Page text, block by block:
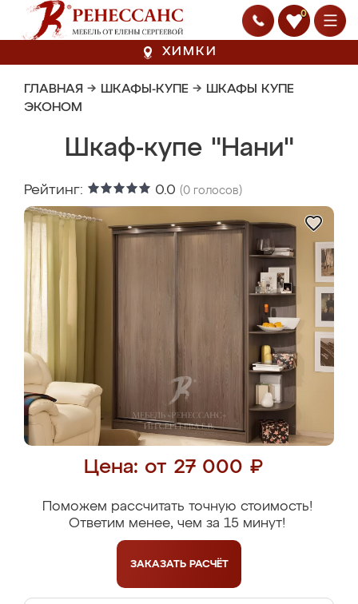
0
ХИМКИ
ГЛАВНАЯ → ШКАФЫ-КУПЕ → ШКАФЫ КУПЕ
ЭКОНОМ
Шкаф-купе "Нани"
Рейтинг: 0.0 (0 голосов)
Цена: от 27 000 ₽
Поможем рассчитать точную стоимость!
Ответим менее, чем за 15 минут!
ЗАКАЗАТЬ РАСЧЁТ